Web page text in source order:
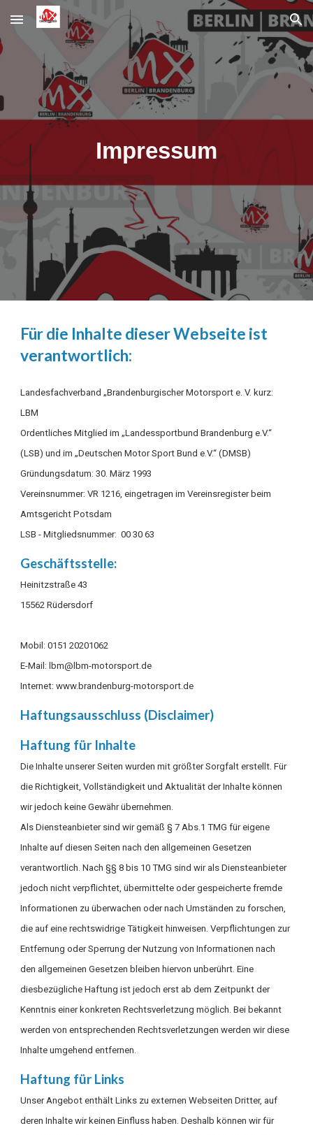
Skip to main content Skip to navigation
Impressum
Für die Inhalte dieser Webseite ist
verantwortlich:
Landesfachverband „Brandenburgischer Motorsport e. V. kurz:
LBM
Ordentliches Mitglied im „Landessportbund Brandenburg e.V.“
(LSB) und im „Deutschen Motor Sport Bund e.V.“ (DMSB)
Gründungsdatum: 30. März 1993
Vereinsnummer: VR 1216, eingetragen im Vereinsregister beim
Amtsgericht Potsdam
LSB - Mitgliedsnummer: 00 30 63
Geschäftsstelle:
Heinitzstraße 43
15562 Rüdersdorf
Mobil: 0151 20201062
E-Mail: lbm@lbm-motorsport.de
Internet:www.brandenburg-motorsport.de
Haftungsausschluss (Disclaimer)
Haftung für Inhalte
Die Inhalte unserer Seiten wurden mit größter Sorgfalt erstellt. Für
die Richtigkeit, Vollständigkeit und Aktualität der Inhalte können
wir jedoch keine Gewähr übernehmen.
Als Diensteanbieter sind wir gemäß § 7 Abs.1 TMG für eigene
Inhalte auf diesen Seiten nach den allgemeinen Gesetzen
verantwortlich. Nach §§ 8 bis 10 TMG sind wir als Diensteanbieter
jedoch nicht verpflichtet, übermittelte oder gespeicherte fremde
Informationen zu überwachen oder nach Umständen zu forschen,
die auf eine rechtswidrige Tätigkeit hinweisen. Verpflichtungen zur
Entfernung oder Sperrung der Nutzung von Informationen nach
den allgemeinen Gesetzen bleiben hiervon unberührt. Eine
diesbezügliche Haftung ist jedoch erst ab dem Zeitpunkt der
Kenntnis einer konkreten Rechtsverletzung möglich. Bei bekannt
werden von entsprechenden Rechtsverletzungen werden wir diese
Inhalte umgehend entfernen.
Haftung für Links
Unser Angebot enthält Links zu externen Webseiten Dritter, auf
deren Inhalte wir keinen Einfluss haben. Deshalb können wir für